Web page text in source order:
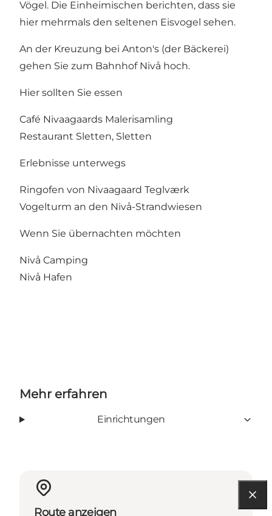
Vögel. Die Einheimischen berichten, dass sie
hier mehrmals den seltenen Eisvogel sehen.
An der Kreuzung bei Anton's (der Bäckerei)
gehen Sie zum Bahnhof Nivå hoch.
Hier sollten Sie essen
Café Nivaagaards Malerisamling
Restaurant Sletten, Sletten
Erlebnisse unterwegs
Ringofen von Nivaagaard Teglværk
Vogelturm an den Nivå-Strandwiesen
Wenn Sie übernachten möchten
Nivå Camping
Nivå Hafen
Mehr erfahren
Einrichtungen
Route anzeigen